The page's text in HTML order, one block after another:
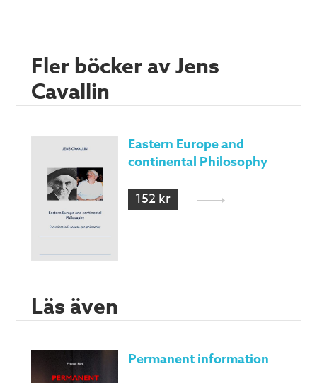
Fler böcker av Jens
Cavallin
Eastern Europe and
continental Philosophy
152 kr
Läs även
Permanent information